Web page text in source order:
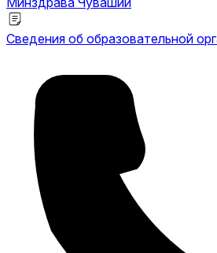
Сведения об образовательной